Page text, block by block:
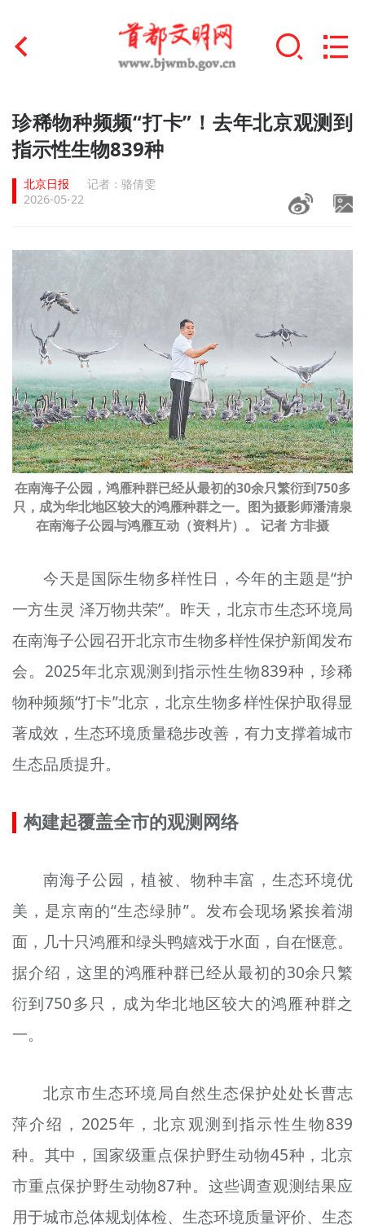
首页
文明创建
文明实践
未成年人思想道德建设
榜样人物
身边好人
文明评论
北京宣传文化引导基金
宣传思想文化人才
专题
珍稀物种频频“打卡”！去年北京观测到
指示性生物839种
北京日报
记者：骆倩雯
2026-05-22
在南海子公园，鸿雁种群已经从最初的30余只繁衍到750多
只，成为华北地区较大的鸿雁种群之一。图为摄影师潘清泉
在南海子公园与鸿雁互动（资料片）。 记者 方非摄
今天是国际生物多样性日，今年的主题是“护
一方生灵 泽万物共荣”。昨天，北京市生态环境局
在南海子公园召开北京市生物多样性保护新闻发布
会。2025年北京观测到指示性生物839种，珍稀
物种频频“打卡”北京，北京生物多样性保护取得显
著成效，生态环境质量稳步改善，有力支撑着城市
生态品质提升。
构建起覆盖全市的观测网络
南海子公园，植被、物种丰富，生态环境优
美，是京南的“生态绿肺”。发布会现场紧挨着湖
面，几十只鸿雁和绿头鸭嬉戏于水面，自在惬意。
据介绍，这里的鸿雁种群已经从最初的30余只繁
衍到750多只，成为华北地区较大的鸿雁种群之
一。
北京市生态环境局自然生态保护处处长曹志
萍介绍，2025年，北京观测到指示性生物839
种。其中，国家级重点保护野生动物45种，北京
市重点保护野生动物87种。这些调查观测结果应
用于城市总体规划体检、生态环境质量评价、生态